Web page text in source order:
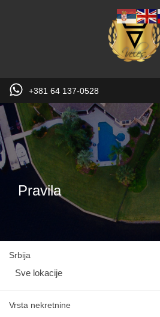
+381 64 137-0528
Pravila
Srbija
Sve lokacije
Vrsta nekretnine